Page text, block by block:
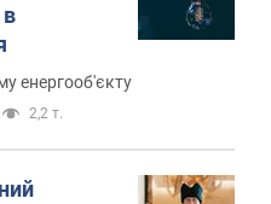
енергооб'єкту
2,2 т.